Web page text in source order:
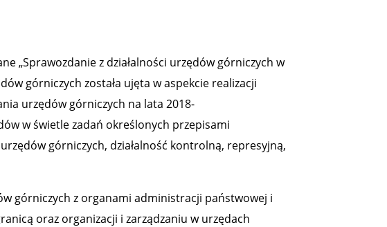
„Sprawozdanie z działalności urzędów górniczych w
górniczych została ujęta w aspekcie realizacji
urzędów górniczych na lata 2018-
w świetle zadań określonych przepisami
górniczych, działalność kontrolną, represyjną,
górniczych z organami administracji państwowej i
oraz organizacji i zarządzaniu w urzędach